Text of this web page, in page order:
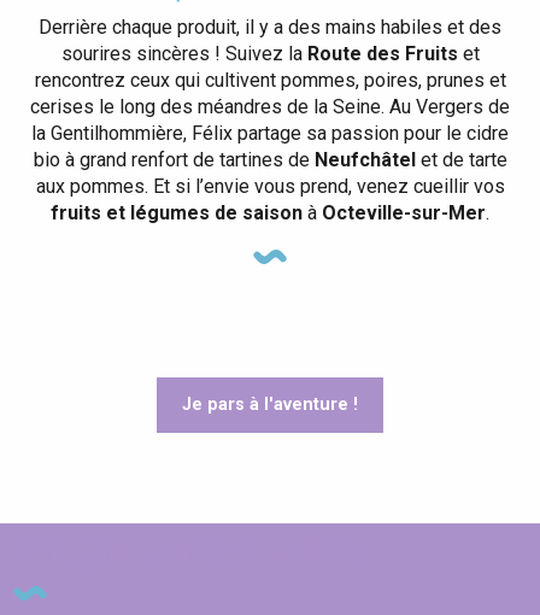
Derrière chaque produit, il y a des mains habiles et des
sourires sincères ! Suivez la Route des Fruits et
rencontrez ceux qui cultivent pommes, poires, prunes et
cerises le long des méandres de la Seine. Au Vergers de
la Gentilhommière, Félix partage sa passion pour le cidre
bio à grand renfort de tartines de Neufchâtelet de tarte
aux pommes. Et si l’envie vous prend, venez cueillir vos
fruits et légumes de saison à Octeville-sur-Mer.
Je pars à l'aventure !